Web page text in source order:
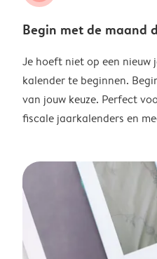
Begin met de maand
Je hoeft niet op een
kalender te beginnen.
van jouw keuze. Perfect
fiscale jaarkalenders en